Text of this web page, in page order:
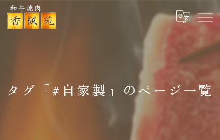
タグ『#自家製』のページ一覧